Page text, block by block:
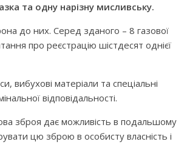
та одну нарізну мисливську.
до них. Серед зданого – 8 газової
про реєстрацію шістдесят однієї
вибухові матеріали та спеціальні
відповідальності.
зброя дає можливість в подальшому
цю зброю в особисту власність і